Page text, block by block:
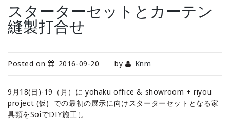
スターターセットとカーテン
縫製打合せ
Posted on 2016-09-20 by Knm
9月18(日)-19（月）に yohaku office & showroom + riyou
project (仮) での最初の展示に向けスターターセットとなる家
具類をSoiでDIY施工し